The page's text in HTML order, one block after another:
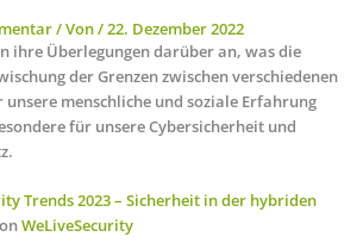
/ Von/22. Dezember 2022
ihre Überlegungen darüber an, was die
der Grenzen zwischen verschiedenen
unsere menschliche und soziale Erfahrung
für unsere Cybersicherheit und
Trends 2023 – Sicherheit in der hybriden
WeLiveSecurity